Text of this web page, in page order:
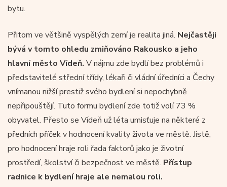
bytu.
Přitom ve většině vyspělých zemí je realita jiná. Nejčastěji
bývá v tomto ohledu zmiňováno Rakousko a jeho
hlavní město Vídeň. V nájmu zde bydlí bez problémů i
představitelé střední třídy, lékaři či vládní úředníci a Čechy
vnímanou nižší prestiž svého bydlení si nepochybně
nepřipouštějí. Tuto formu bydlení zde totiž volí 73 %
obyvatel. Přesto se Vídeň už léta umisťuje na některé z
předních příček v hodnocení kvality života ve městě. Jistě,
pro hodnocení hraje roli řada faktorů jako je životní
prostředí, školství či bezpečnost ve městě. Přístup
radnice k bydlení hraje ale nemalou roli.